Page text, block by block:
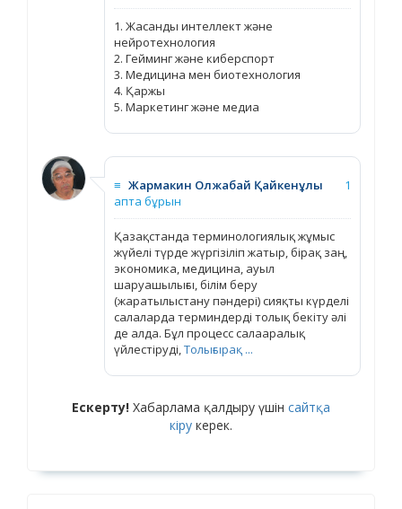
1. Жасанды интеллект және
нейротехнология
2. Гейминг және киберспорт
3. Медицина мен биотехнология
4. Қаржы
5. Маркетинг және медиа
≡ Жармакин Олжабай Қайкенұлы
1
апта бұрын
Қазақстанда терминологиялық жұмыс
жүйелі түрде жүргізіліп жатыр, бірақ заң,
экономика, медицина, ауыл
шаруашылығы, білім беру
(жаратылыстану пәндері) сияқты күрделі
салаларда терминдерді толық бекіту әлі
де алда. Бұл процесс салааралық
үйлестіруді,Толығырақ ...
Ескерту! Хабарлама қалдыру үшін сайтқа
кіру керек.